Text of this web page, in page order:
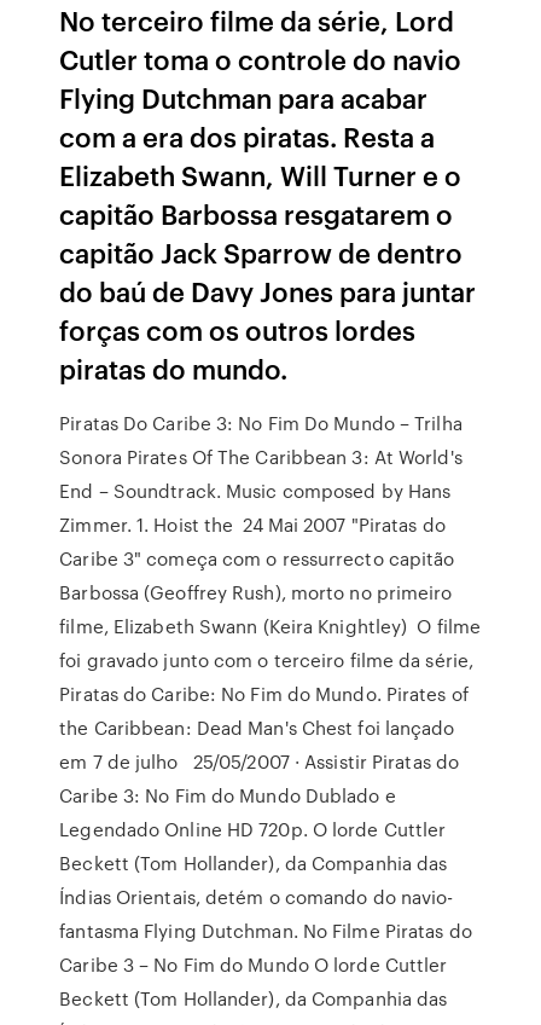
No terceiro filme da série, Lord
Cutler toma o controle do navio
Flying Dutchman para acabar
com a era dos piratas. Resta a
Elizabeth Swann, Will Turner e o
capitão Barbossa resgatarem o
capitão Jack Sparrow de dentro
do baú de Davy Jones para juntar
forças com os outros lordes
piratas do mundo.
Piratas Do Caribe 3: No Fim Do Mundo – Trilha
Sonora Pirates Of The Caribbean 3: At World's
End – Soundtrack. Music composed by Hans
Zimmer. 1. Hoist the 24 Mai 2007 "Piratas do
Caribe 3" começa com o ressurrecto capitão
Barbossa (Geoffrey Rush), morto no primeiro
filme, Elizabeth Swann (Keira Knightley) O filme
foi gravado junto com o terceiro filme da série,
Piratas do Caribe: No Fim do Mundo. Pirates of
the Caribbean: Dead Man's Chest foi lançado
em 7 de julho 25/05/2007 · Assistir Piratas do
Caribe 3: No Fim do Mundo Dublado e
Legendado Online HD 720p. O lorde Cuttler
Beckett (Tom Hollander), da Companhia das
Índias Orientais, detém o comando do navio-
fantasma Flying Dutchman. No Filme Piratas do
Caribe 3 – No Fim do Mundo O lorde Cuttler
Beckett (Tom Hollander), da Companhia das